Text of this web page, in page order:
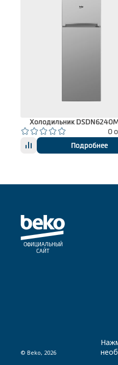
Холодильник
0
Подробнее
ОФИЦИАЛЬНЫЙ
САЙТ
© Beko, 2026